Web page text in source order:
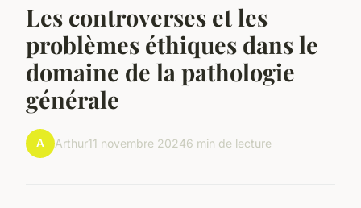
Les controverses et les
problèmes éthiques dans le
domaine de la pathologie
générale
A Arthur11 novembre 20246 min de lecture